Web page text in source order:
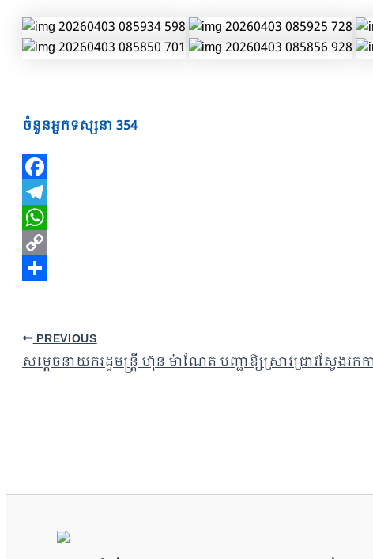
ចំនួនអ្នកទស្សនា 354
Facebook
Telegram
WhatsApp
Copy
PREVIOUS
សម្តេចនាយករដ្ឋមន្ត្រី ហ៊ុន ម៉ាណែត បញ្ជាឱ្យស្រាវជ្រាវស្វែ